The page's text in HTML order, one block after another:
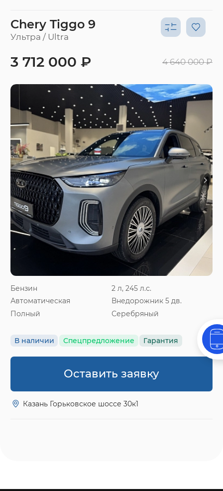
Chery Tiggo 9
Ультра / Ultra
Бензин
2 л, 245 л.с.
Автоматическая
Внедорожник 5 дв.
Полный
Серебряный
В наличии Спецпредложение Гарантия
3 712 000 ₽ 4 640 000 ₽
Оставить заявку
Казань Горьковское шоссе 30к1